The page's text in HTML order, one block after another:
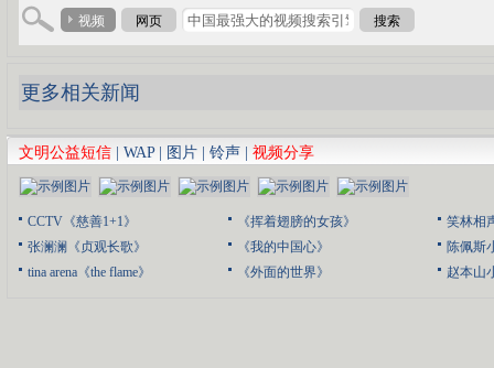
视频 网页 搜索
更多相关新闻
文明公益短信 | WAP| 图片 | 铃声 | 视频分享
CCTV《慈善1+1》
张澜澜《贞观长歌》
tina arena《the flame》
《挥着翅膀的女孩》
《我的中国心》
《外面的世界》
笑林相
陈佩斯
赵本山